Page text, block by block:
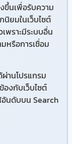
ขึ้นเพื่อรับความ
ยมในเว็บไซต์
พราะมีระบบอื่น
หรือการเชื่อม
านโปรแกรม
งกับเว็บไซต์
อันดับบน Search